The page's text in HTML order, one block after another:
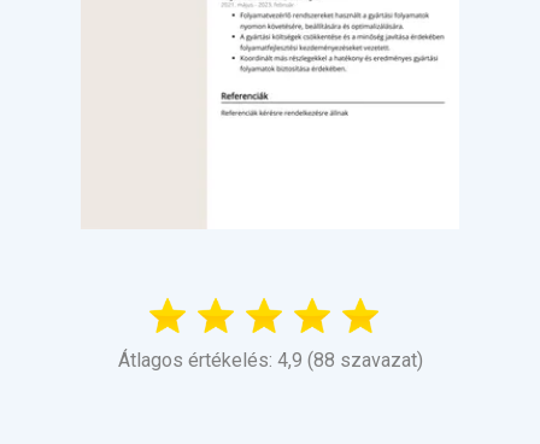
Átlagos értékelés: 4,9 (88 szavazat)